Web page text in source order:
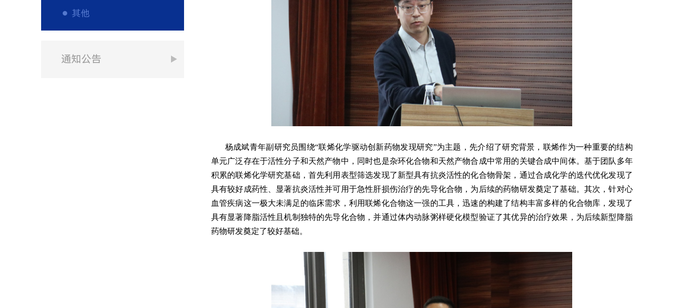
其他
通知公告
杨成斌青年副研究员围绕“联烯化学驱动创新药物发现研究”为主题，先介绍了研究背景，联烯作为一种重要的结构
单元广泛存在于活性分子和天然产物中，同时也是杂环化合物和天然产物合成中常用的关键合成中间体。基于团队多年
积累的联烯化学研究基础，首先利用表型筛选发现了新型具有抗炎活性的化合物骨架，通过合成化学的迭代优化发现了
具有较好成药性、显著抗炎活性并可用于急性肝损伤治疗的先导化合物，为后续的药物研发奠定了基础。其次，针对心
血管疾病这一极大未满足的临床需求，利用联烯化合物这一强的工具，迅速的构建了结构丰富多样的化合物库，发现了
具有显著降脂活性且机制独特的先导化合物，并通过体内动脉粥样硬化模型验证了其优异的治疗效果，为后续新型降脂
药物研发奠定了较好基础。